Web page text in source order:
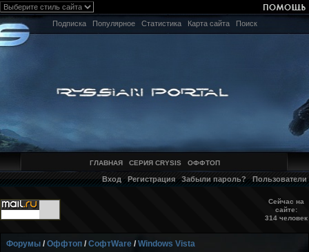
Подписка Популярное Статистика Карта сайта Поиск
ГЛАВНАЯ СЕРИЯ CRYSIS ОФФТОП
Вход Регистрация Забыли пароль? Пользователи
Сейчас на
сайте:
314 человек
Форумы /Оффтоп /СофтWare /Windows Vista